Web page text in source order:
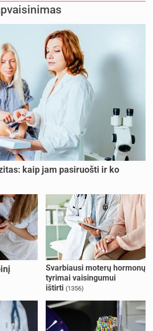
kaip jam pasiruošti ir ko
ir
(10)
Svarbiausi moterų hormonų
tyrimai vaisingumui
ištirti (1356)